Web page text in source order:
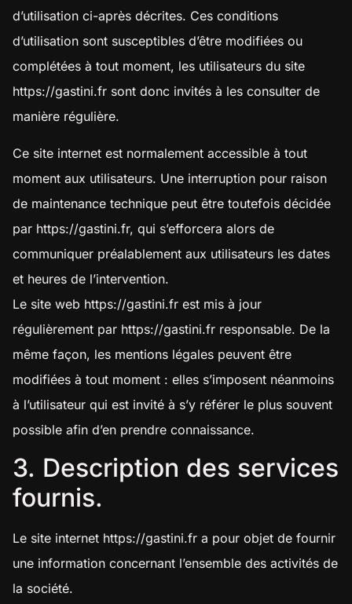
d’utilisation ci-après décrites. Ces conditions
d’utilisation sont susceptibles d’être modifiées ou
complétées à tout moment, les utilisateurs du site
https://gastini.fr sont donc invités à les consulter de
manière régulière.
Ce site internet est normalement accessible à tout
moment aux utilisateurs. Une interruption pour raison
de maintenance technique peut être toutefois décidée
par https://gastini.fr, qui s’efforcera alors de
communiquer préalablement aux utilisateurs les dates
et heures de l’intervention.
Le site web https://gastini.fr est mis à jour
régulièrement par https://gastini.fr responsable. De la
même façon, les mentions légales peuvent être
modifiées à tout moment : elles s’imposent néanmoins
à l’utilisateur qui est invité à s’y référer le plus souvent
possible afin d’en prendre connaissance.
3. Description des services
fournis.
Le site internet https://gastini.fr a pour objet de fournir
une information concernant l’ensemble des activités de
la société.